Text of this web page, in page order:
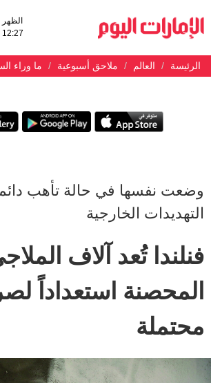
الظهر
12:27
الرئيسة العالم ملاحق أسبوعية ما وراء
وضعت نفسها في حالة تأهب
التهديدات الخارجية
فنلندا تُعد آلاف
المحصنة استعداداً
محتملة